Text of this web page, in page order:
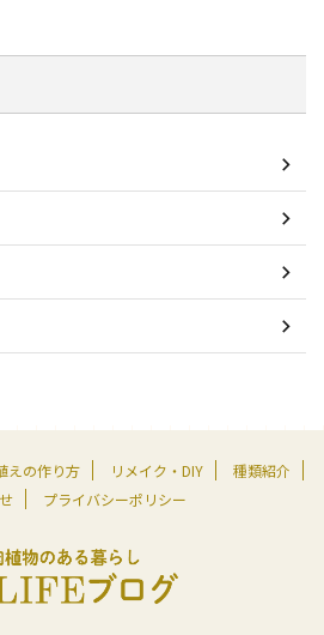
えの作り方 リメイク・DIY
種類紹介
プライバシーポリシー